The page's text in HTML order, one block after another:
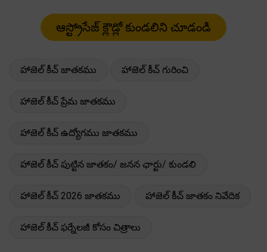
హాజెల్ కీచ్ జాతకము హాజెల్ కీచ్ గురించి
హాజెల్ కీచ్ ప్రేమ జాతకము
హాజెల్ కీచ్ ఉద్యోగము జాతకము
హాజెల్ కీచ్ పుట్టిన జాతకం/ జనన ఛార్టు/ కుండలి
హాజెల్ కీచ్ 2026 జాతకము హాజెల్ కీచ్ జాతకం నివేదిక
హాజెల్ కీచ్ ఫర్నేలజీ కోసం చిత్రాలు